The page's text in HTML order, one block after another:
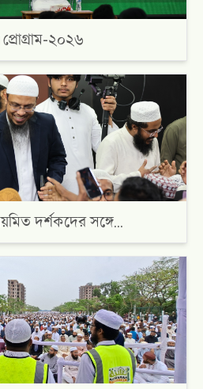
২০২৬
দর্শকদের সঙ্গে